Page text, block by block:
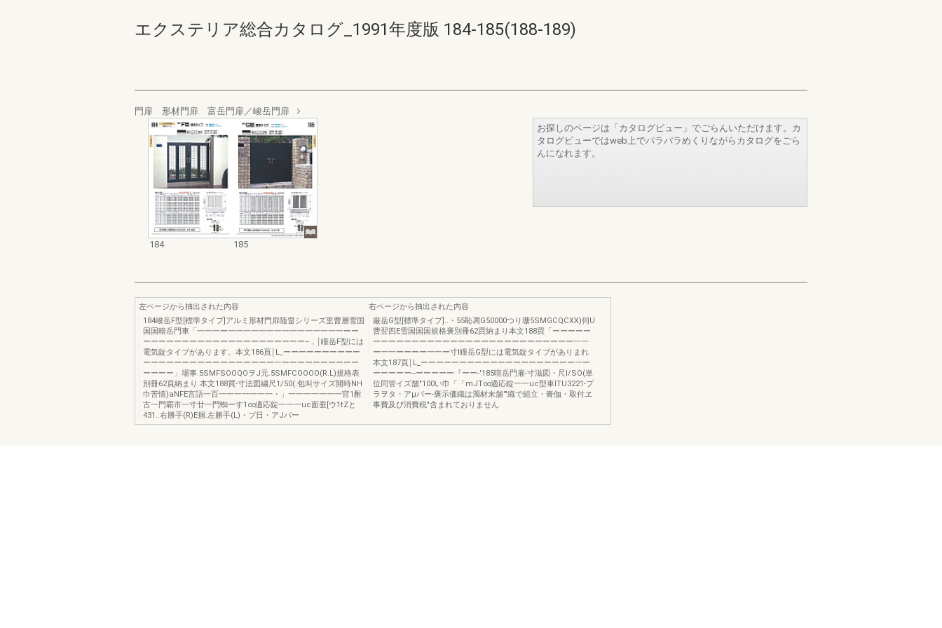
エクステリア総合カタログ_1991年度版 184-185(188-189)
門扉 形材門扉 富岳門扉／峻岳門扉
184 185
お探しのページは「カタログビュー」でごらんいただけます。カ
タログビューではweb上でパラパラめくりながらカタログをごら
んになれます。
左ページから抽出された内容
184峻岳F型[標準タイプ]アルミ形材門扉随畠シリーズ里曹層雪国
国国暗岳門車「一一一ー一一一一一一一一一一一一一一一ーー
ーーーーーーーーーーーーーーーーーーーーー--，￨瞳岳F型には
電気錠タイプがあります。本文186頁￨L_ーーーーーーーーーー
ーーーーーーーーーーーーーーーーー一ーーーーーーーーーー
ーーーー」場事.5SMFSOOQOヲJ元.5SMFCOOOO(R.L)規格表
別冊62頁納まり.本文188買-寸法図繍尺1/50(.包叫サイズ開時NH
巾苦情)aNFE言語一百一一一一一一一・」一一一一一一一官1酎
古一門覇市一寸廿一門蜘ーす1∞適応錠一一一uc面蚕[ウ1tZと
431..右勝手(R)E掴.左勝手(L)・プ日・アJパー
右ページから抽出された内容
厳岳G型[標準タイプ]..・55恥凋G50000つり珊5SMGCQCXX)伺U
曹翌四E雪国国国規格褒別冊62買納まり本文188買「ーーーーー
ーーーーーーーーーーーーーーーーーーーーーーーーーー一一
ー一一ーーーー一一ー寸l瞳岳G型には電気錠タイプがありまれ
本文187頁￨L_ーーーーーーーーーーーーーーーーーーーー一ー
ーーーーー--ーーーーー『ーー-'185喧岳門雇-寸滋図・尺l/SO(単
位同管イズ舗"100い巾「「mJT∞適応錠一一uc型車ITU3221-プ
ラヲタ・アμパー-褒示価織は濁材末舗'"織で組立・膏伽・取付ヱ
事費及び消費税"含まれておりません.